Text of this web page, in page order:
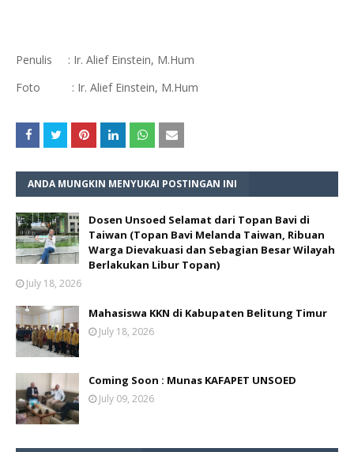
Penulis : Ir. Alief Einstein, M.Hum
Foto : Ir. Alief Einstein, M.Hum
ANDA MUNGKIN MENYUKAI POSTINGAN INI
Dosen Unsoed Selamat dari Topan Bavi di
Taiwan (Topan Bavi Melanda Taiwan, Ribuan
Warga Dievakuasi dan Sebagian Besar Wilayah
Berlakukan Libur Topan)
July 18, 2026
Mahasiswa KKN di Kabupaten Belitung Timur
July 18, 2026
Coming Soon : Munas KAFAPET UNSOED
July 09, 2026